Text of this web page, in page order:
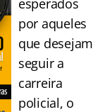
esperados
por aqueles
que desejam
seguir a
carreira
policial, o